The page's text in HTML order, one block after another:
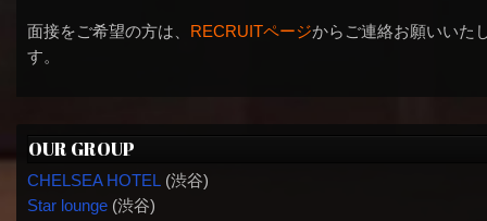
面接をご希望の方は、 RECRUITページからご連絡お願いいた
す。
OUR GROUP
CHELSEA HOTEL (渋谷)
Star lounge(渋谷)